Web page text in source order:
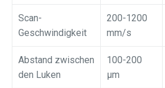
Scan-
Geschwindigkeit
200-1200
mm/s
Abstand zwischen
den Luken
100-200
μm